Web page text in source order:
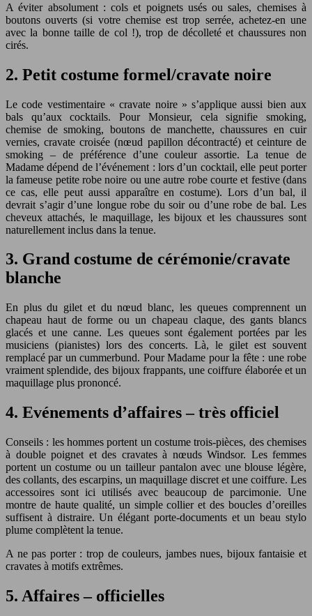
A éviter absolument : cols et poignets usés ou sales, chemises à
boutons ouverts (si votre chemise est trop serrée, achetez-en une
avec la bonne taille de col !), trop de décolleté et chaussures non
cirés.
2. Petit costume formel/cravate noire
Le code vestimentaire « cravate noire » s’applique aussi bien aux
bals qu’aux cocktails. Pour Monsieur, cela signifie smoking,
chemise de smoking, boutons de manchette, chaussures en cuir
vernies, cravate croisée (nœud papillon décontracté) et ceinture de
smoking – de préférence d’une couleur assortie. La tenue de
Madame dépend de l’événement : lors d’un cocktail, elle peut porter
la fameuse petite robe noire ou une autre robe courte et festive (dans
ce cas, elle peut aussi apparaître en costume). Lors d’un bal, il
devrait s’agir d’une longue robe du soir ou d’une robe de bal. Les
cheveux attachés, le maquillage, les bijoux et les chaussures sont
naturellement inclus dans la tenue.
3. Grand costume de cérémonie/cravate
blanche
En plus du gilet et du nœud blanc, les queues comprennent un
chapeau haut de forme ou un chapeau claque, des gants blancs
glacés et une canne. Les queues sont également portées par les
musiciens (pianistes) lors des concerts. Là, le gilet est souvent
remplacé par un cummerbund. Pour Madame pour la fête : une robe
vraiment splendide, des bijoux frappants, une coiffure élaborée et un
maquillage plus prononcé.
4. Evénements d’affaires – très officiel
Conseils : les hommes portent un costume trois-pièces, des chemises
à double poignet et des cravates à nœuds Windsor. Les femmes
portent un costume ou un tailleur pantalon avec une blouse légère,
des collants, des escarpins, un maquillage discret et une coiffure. Les
accessoires sont ici utilisés avec beaucoup de parcimonie. Une
montre de haute qualité, un simple collier et des boucles d’oreilles
suffisent à distraire. Un élégant porte-documents et un beau stylo
plume complètent la tenue.
A ne pas porter : trop de couleurs, jambes nues, bijoux fantaisie et
cravates à motifs extrêmes.
5. Affaires – officielles